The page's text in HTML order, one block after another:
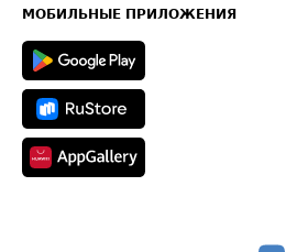
Техническая информация
МОБИЛЬНЫЕ ПРИЛОЖЕНИЯ